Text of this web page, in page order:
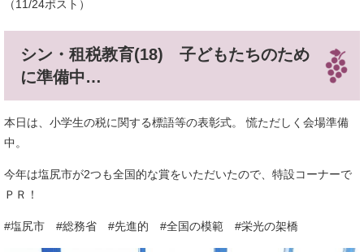
​​（11/24ポスト）
シン・租税教育(18) 子どもたちのため
に準備中…
本日は、小学生の税に関する標語等の表彰式。 慌ただしく会場準備
中。
今年は塩尻市が2つも全国的な賞をいただいたので、特設コーナーで
ＰＲ！
#塩尻市 #総務省 #先進的 #全国の模範 #栄光の架橋